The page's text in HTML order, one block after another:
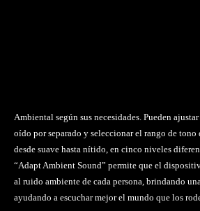
Ambiental según sus necesidades. Pueden
oído por separado y seleccionar el rango de
desde suave hasta nítido, en cinco niveles
“Adapt Ambient Sound” permite que el
al ruido ambiente de cada persona, brindando
ayudando a escuchar mejor el mundo que los